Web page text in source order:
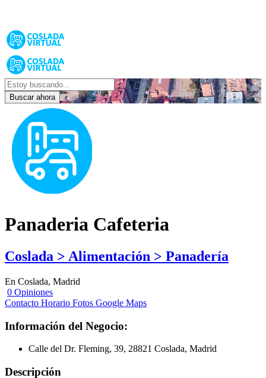
Buscar ahora
Panaderia Cafeteria
Coslada > Alimentación > Panadería
En Coslada, Madrid
0 Opiniones
Contacto Horario Fotos Google Maps
Información del Negocio:
Calle del Dr. Fleming, 39, 28821 Coslada, Madrid
Descripción